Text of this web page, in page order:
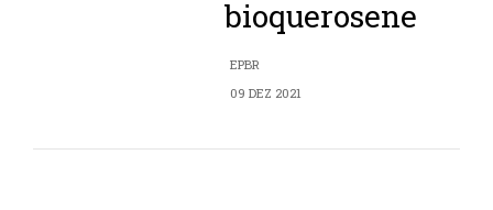
bioquerosene
EPBR
09 DEZ 2021